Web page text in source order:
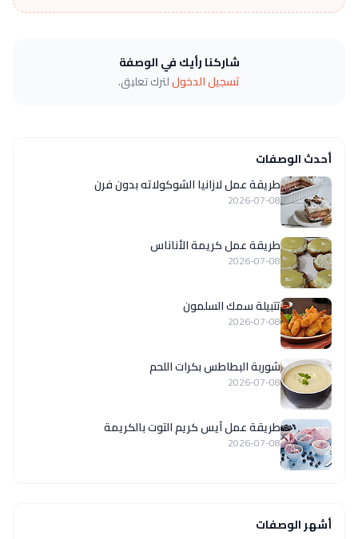
شاركنا رأيك في الوصفة
تسجيل الدخوللترك تعليق.
أحدث الوصفات
طريقة عمل لازانيا الشوكولاته بدون فرن
2026-07-08
طريقة عمل كريمة الأناناس
2026-07-08
تتبيلة سمك السلمون
2026-07-08
شوربة البطاطس بكرات اللحم
2026-07-08
طريقة عمل آيس كريم التوت بالكريمة
2026-07-08
أشهر الوصفات